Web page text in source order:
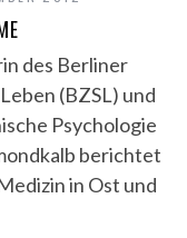
des Berliner
(BZSL) und
Psychologie
berichtet
in Ost und